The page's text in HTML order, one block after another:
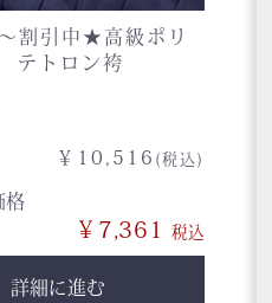
割引中★高級ポリ
テトロン袴
￥10,516 (税込)
格
￥7,361
詳細に進む